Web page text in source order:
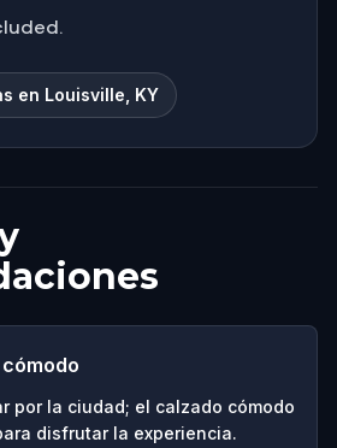
en Louisville, KY
por la ciudad; el calzado cómodo
disfrutar la experiencia.